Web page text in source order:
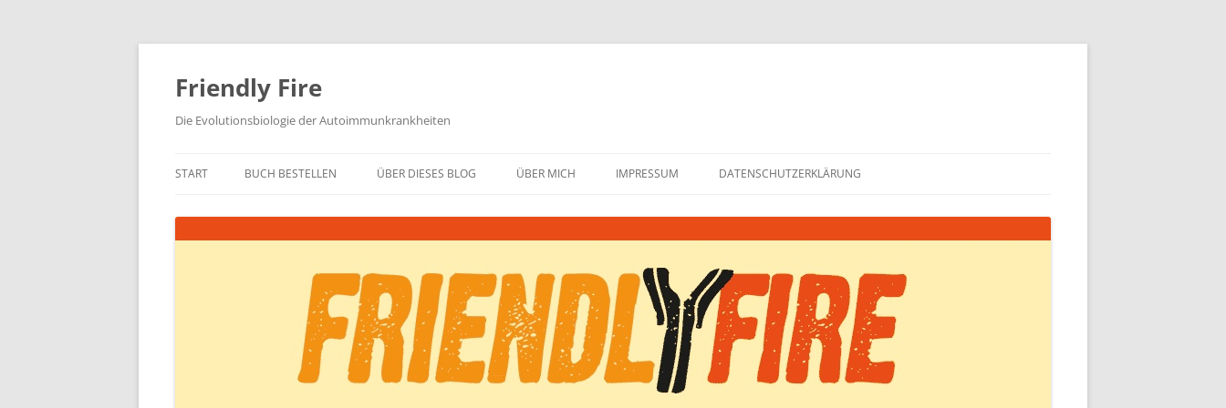
Zum
springen
Friendly Fire
Die Evolutionsbiologie der Autoimmunkrankheiten
START BUCH BESTELLEN ÜBER DIESES BLOG ÜBER MICH IMPRESSUM DATENSCHUTZERKLÄRUNG